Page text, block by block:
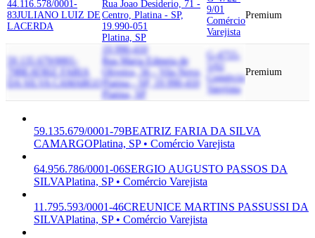
44.116.578/0001-
83JULIANO LUIZ DE
LACERDA
Rua Joao Desiderio, 71 -
Centro, Platina - SP,
19.990-051
Platina, SP
9/01
Comércio
Varejista
Premium
59.135.679/0001-
BEATRIZ FARIA
DA SILVA CAMARGO
19.990-410
Rua Maria Edmeia de
Oliveira, 56 - Vila Nova,
Platina - SP, 19.990-410
Platina, SP
G-4755-
Comércio
Varejista
Premium
59.135.679/0001-79BEATRIZ FARIA DA SILVA
CAMARGOPlatina, SP • Comércio Varejista
64.956.786/0001-06SERGIO AUGUSTO PASSOS DA
SILVAPlatina, SP • Comércio Varejista
11.795.593/0001-46CREUNICE MARTINS PASSUSSI DA
SILVAPlatina, SP • Comércio Varejista